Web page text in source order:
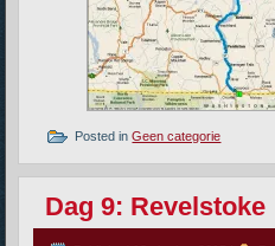
Posted in Geen categorie
Dag 9: Revelstoke